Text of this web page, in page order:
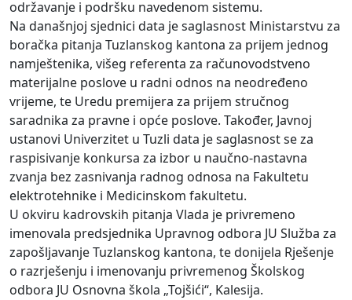
održavanje i podršku navedenom sistemu.
Na današnjoj sjednici data je saglasnost Ministarstvu za
boračka pitanja Tuzlanskog kantona za prijem jednog
namještenika, višeg referenta za računovodstveno
materijalne poslove u radni odnos na neodređeno
vrijeme, te Uredu premijera za prijem stručnog
saradnika za pravne i opće poslove. Također, Javnoj
ustanovi Univerzitet u Tuzli data je saglasnost se za
raspisivanje konkursa za izbor u naučno-nastavna
zvanja bez zasnivanja radnog odnosa na Fakultetu
elektrotehnike i Medicinskom fakultetu.
U okviru kadrovskih pitanja Vlada je privremeno
imenovala predsjednika Upravnog odbora JU Služba za
zapošljavanje Tuzlanskog kantona, te donijela Rješenje
o razrješenju i imenovanju privremenog Školskog
odbora JU Osnovna škola „Tojšići“, Kalesija.